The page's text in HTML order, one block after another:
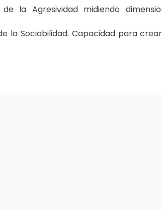
la Agresividad midiendo
la Sociabilidad. Capacidad para